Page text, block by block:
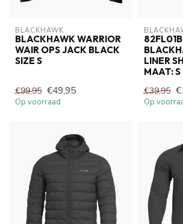
BLACKHAWK
BLACKHAWK WARRIOR
WAIR OPS JACK BLACK
SIZE S
€99,95 €49,95
Op voorraad
LINER
MAAT:
€39,95
Op